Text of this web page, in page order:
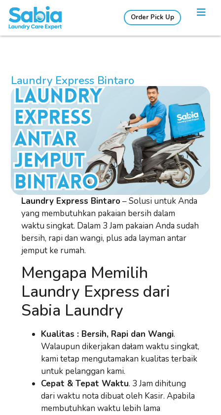
Order Pick Up
Laundry Express Bintaro
Laundry Express Bintaro– Solusi untuk Anda
yang membutuhkan pakaian bersih dalam
waktu singkat. Dalam 3 Jam pakaian Anda sudah
bersih, rapi dan wangi, plus ada layman antar
jemput ke rumah.
Mengapa Memilih
Laundry Express dari
Sabia Laundry
Kualitas : Bersih, Rapi dan Wangi.
Walaupun dikerjakan dałam waktu singkat,
kami tetap mengutamakan kualitas terbaik
untuk pelanggan kami.
Cepat & Tepat Waktu. 3 Jam dihitung
dari waktu nota dibuat oleh Kasir. Apabila
membutuhkan waktu lebih lama